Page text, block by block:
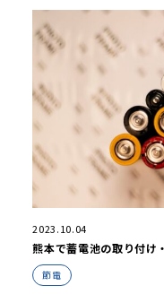
2023.10.04
熊本で蓄電池の取り付け
節電